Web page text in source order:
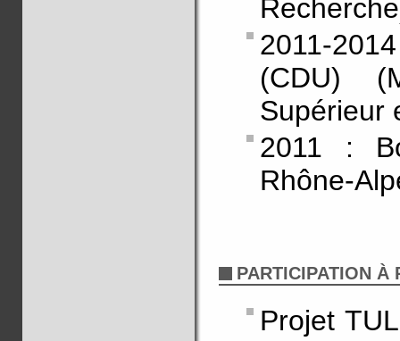
2011-
(CDU)
Supérieur
2011 :
Rhône-
PARTICIPATION À
Projet